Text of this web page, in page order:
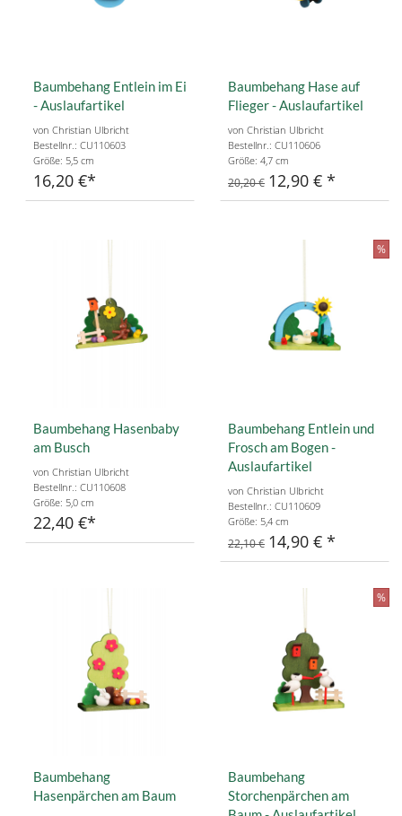
Baumbehang Entlein im Ei
- Auslaufartikel
von Christian Ulbricht
Bestellnr.: CU110603
Größe: 5,5 cm
16,20 €
Baumbehang Hase auf
Flieger - Auslaufartikel
von Christian Ulbricht
Bestellnr.: CU110606
Größe: 4,7 cm
20,20 € 12,90 €
Baumbehang Hasenbaby
am Busch
von Christian Ulbricht
Bestellnr.: CU110608
Größe: 5,0 cm
22,40 €
%
Baumbehang Entlein und
Frosch am Bogen -
Auslaufartikel
von Christian Ulbricht
Bestellnr.: CU110609
Größe: 5,4 cm
22,10 € 14,90 €
Baumbehang
Hasenpärchen am Baum
%
Baumbehang
Storchenpärchen am